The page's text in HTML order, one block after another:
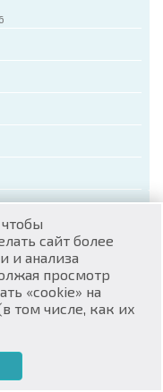
EN
BG
сайт более
и анализа
просмотр
«cookie» на
том числе, как их